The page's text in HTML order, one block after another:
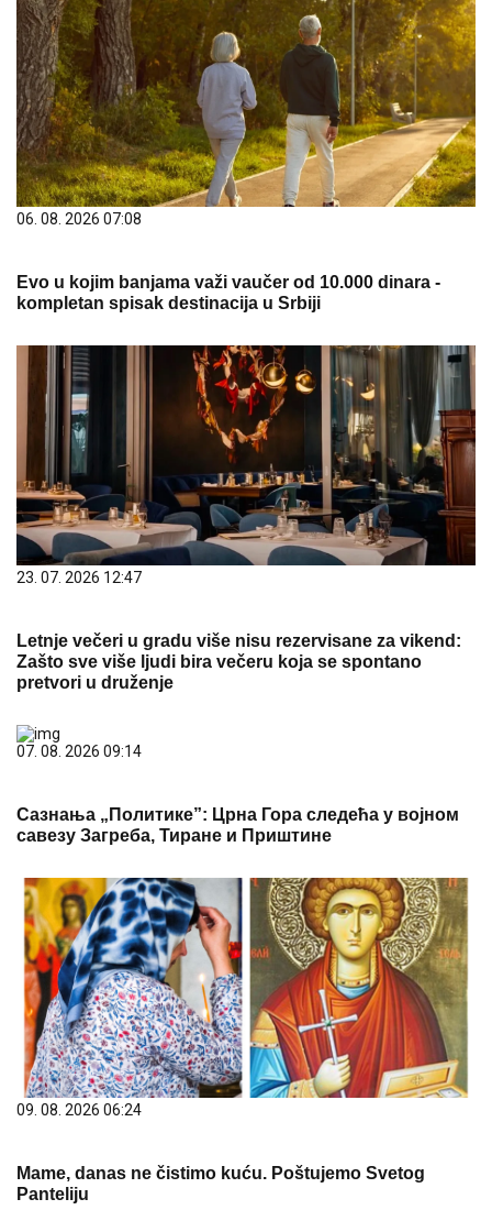
06. 08. 2026 07:08
Evo u kojim banjama važi vaučer od 10.000 dinara -
kompletan spisak destinacija u Srbiji
23. 07. 2026 12:47
Letnje večeri u gradu više nisu rezervisane za vikend:
Zašto sve više ljudi bira večeru koja se spontano
pretvori u druženje
07. 08. 2026 09:14
Сазнања „Политике”: Црна Гора следећа у војном
савезу Загреба, Тиране и Приштине
09. 08. 2026 06:24
Mame, danas ne čistimo kuću. Poštujemo Svetog
Panteliju